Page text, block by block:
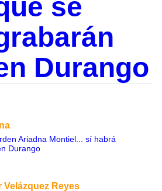
se
Durango
Ariadna Montiel... sí habrá
Durango
Velázquez Reyes